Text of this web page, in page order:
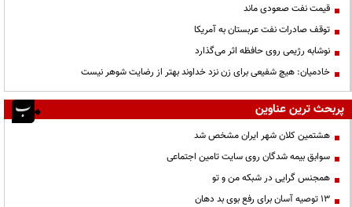
قیمت نفت صعودی ماند
توقف صادرات نفت عربستان به آمریکا
نوشابه رژیمی روی حافظه اثر می‌گذارد
خادمیان: هیچ شفیعی برای زن نزد خداوند بهتر از رضایت شوهر نیست
پربحث ترین عناوین
هشتمین کلان شهر ایران مشخص شد
سوابق بیمه شدگان روی سایت تامین اجتماعی
همجنس گرایی در شبکه من و تو
13 توصیه آسان برای رفع بوی بد دهان